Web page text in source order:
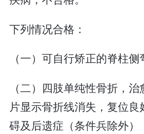
下列情况合格：
（一）可自行矫正的脊柱侧
（二）四肢单纯性骨折，
片显示骨折线消失，复位
碍及后遗症（条件兵除外）